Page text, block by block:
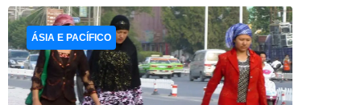
ÁSIA E PACÍFICO